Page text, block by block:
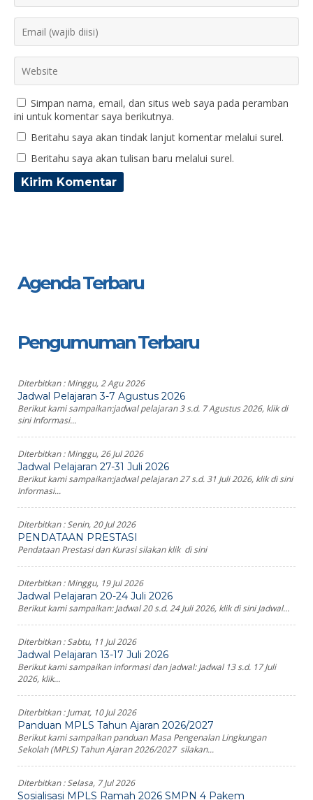
Simpan nama, email, dan situs web saya pada peramban
ini untuk komentar saya berikutnya.
Beritahu saya akan tindak lanjut komentar melalui surel.
Beritahu saya akan tulisan baru melalui surel.
Agenda Terbaru
Pengumuman Terbaru
Diterbitkan :Minggu, 2 Agu 2026
Jadwal Pelajaran 3-7 Agustus 2026
Berikut kami sampaikan:jadwal pelajaran 3 s.d. 7 Agustus 2026, klik di
sini Informasi...
Diterbitkan :Minggu, 26 Jul 2026
Jadwal Pelajaran 27-31 Juli 2026
Berikut kami sampaikan:jadwal pelajaran 27 s.d. 31 Juli 2026, klik di sini
Informasi...
Diterbitkan :Senin, 20 Jul 2026
PENDATAAN PRESTASI
Pendataan Prestasi dan Kurasi silakan klik di sini
Diterbitkan :Minggu, 19 Jul 2026
Jadwal Pelajaran 20-24 Juli 2026
Berikut kami sampaikan: Jadwal 20 s.d. 24 Juli 2026, klik di sini Jadwal...
Diterbitkan :Sabtu, 11 Jul 2026
Jadwal Pelajaran 13-17 Juli 2026
Berikut kami sampaikan informasi dan jadwal: Jadwal 13 s.d. 17 Juli
2026, klik...
Diterbitkan :Jumat, 10 Jul 2026
Panduan MPLS Tahun Ajaran 2026/2027
Berikut kami sampaikan panduan Masa Pengenalan Lingkungan
Sekolah (MPLS) Tahun Ajaran 2026/2027 silakan...
Diterbitkan :Selasa, 7 Jul 2026
Sosialisasi MPLS Ramah 2026 SMPN 4 Pakem